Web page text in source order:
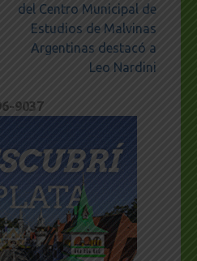
del Centro Municipal de
Estudios de Malvinas
Argentinas destacó a
Leo Nardini